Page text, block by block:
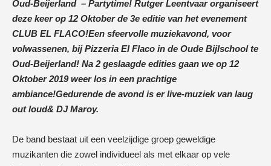
Oud-Beijerland – Partytime! Rutger Leentvaar organiseert
deze keer op 12 Oktober de 3e editie van het evenement
CLUB EL FLACO!Een sfeervolle muziekavond, voor
volwassenen, bij Pizzeria El Flaco in de Oude Bijlschool te
Oud-Beijerland! Na 2 geslaagde edities gaan we op 12
Oktober 2019 weer los in een prachtige
ambiance!Gedurende de avond is er live-muziek van laug
out loud& DJ Maroy.
De band bestaat uit een veelzijdige groep geweldige
muzikanten die zowel individueel als met elkaar op vele